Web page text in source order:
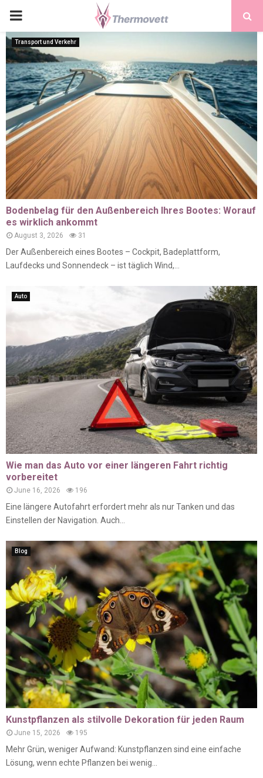
PRIMARY
MENU
Transport und Verkehr
Bodenbelag für den Außenbereich Ihres Bootes: Worauf
es wirklich ankommt
August 3, 2026 31
Der Außenbereich eines Bootes – Cockpit, Badeplattform,
Laufdecks und Sonnendeck – ist täglich Wind,...
Auto
Wie man das Auto vor einer längeren Fahrt richtig
vorbereitet
June 16, 2026 196
Eine längere Autofahrt erfordert mehr als nur Tanken und das
Einstellen der Navigation. Auch...
Blog
Kunstpflanzen als stilvolle Dekoration für jeden Raum
June 15, 2026 195
Mehr Grün, weniger Aufwand: Kunstpflanzen sind eine einfache
Lösung, wenn echte Pflanzen bei wenig...